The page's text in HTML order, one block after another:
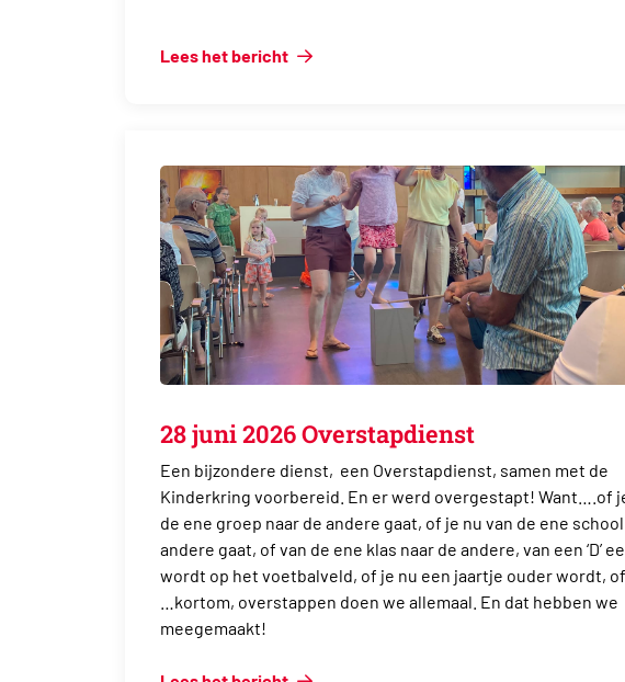
Lees het bericht
28 juni 2026 Overstapdienst
Een bijzondere dienst, een Overstapdienst, samen met de
Kinderkring voorbereid. En er werd overgestapt! Want….of
de ene groep naar de andere gaat, of je nu van de ene
andere gaat, of van de ene klas naar de andere, van een ‘D’ een
wordt op het voetbalveld, of je nu een jaartje ouder wordt, of
…kortom, overstappen doen we allemaal. En dat hebben we
meegemaakt!